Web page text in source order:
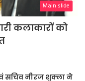
Main slide
कलाकारों को
सचिव नीरज शुक्ला ने